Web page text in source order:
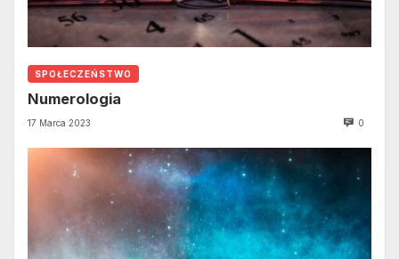
SPOŁECZEŃSTWO
Numerologia
17 Marca 2023 0